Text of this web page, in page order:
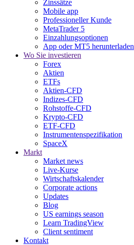
Zinssätze
Mobile app
Professioneller Kunde
MetaTrader 5
Einzahlungsoptionen
App oder MT5 herunterladen
Wo Sie investieren
Forex
Aktien
ETFs
Aktien-CFD
Indizes-CFD
Rohstoffe-CFD
Krypto-CFD
ETF-CFD
Instrumentenspezifikation
SpaceX
Markt
Market news
Live-Kurse
Wirtschaftskalender
Corporate actions
Updates
Blog
US earnings season
Learn TradingView
Client sentiment
Kontakt